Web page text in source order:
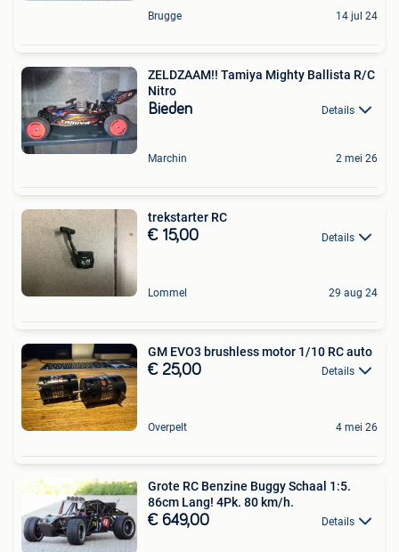
Brugge 14 jul 24
ZELDZAAM!! Tamiya Mighty Ballista R/C
Nitro
Bieden Details
Marchin 2 mei 26
trekstarter RC
€ 15,00 Details
Lommel 29 aug 24
GM EVO3 brushless motor 1/10 RC auto
€ 25,00 Details
Overpelt 4 mei 26
Grote RC Benzine Buggy Schaal 1:5.
86cm Lang! 4Pk. 80 km/h.
€ 649,00 Details